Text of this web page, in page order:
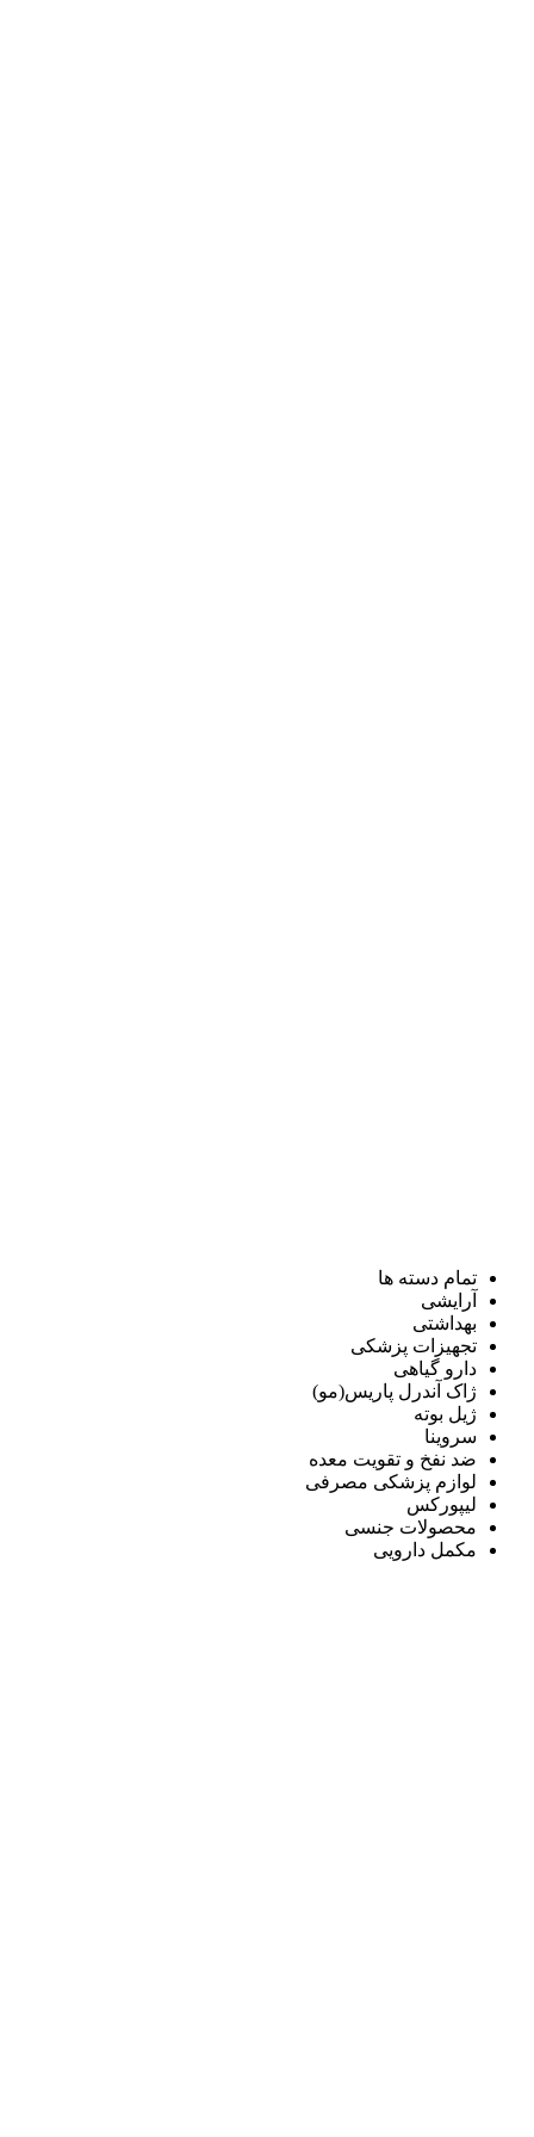
تمام دسته ها
آرایشی
بهداشتی
تجهیزات پزشکی
دارو گیاهی
ژاک آندرل پاریس(مو)
ژیل بوته
سروینا
ضد نفخ و تقویت معده
لوازم پزشکی مصرفی
لیپورکس
محصولات جنسی
مکمل دارویی